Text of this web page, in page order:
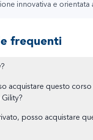
innovativa e orientata
frequenti
acquistare questo corso
posso acquistare